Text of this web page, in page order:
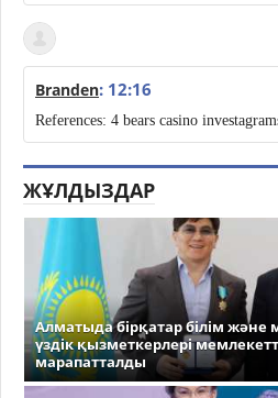
Branden: 12:16
References: 4 bears casino
ЖҰЛДЫЗДАР
Алматыда бірқатар білім
үздік қызметкерлері
марапатталды